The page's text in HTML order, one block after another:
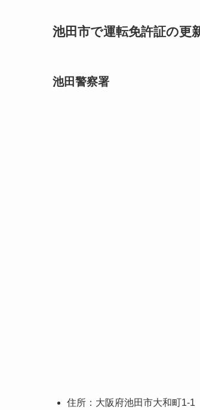
池田市で運転免許証の更
池田警察署
住所：大阪府池田市大和町1-1